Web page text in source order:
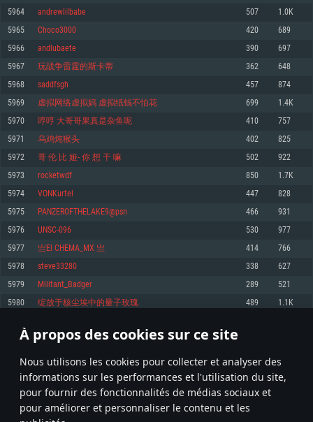
À propos des cookies sur ce site
Nous utilisons les cookies pour collecter et analyser des
informations sur les performances et l'utilisation du site,
pour fournir des fonctionnalités de médias sociaux et
pour améliorer et personnaliser le contenu et les
Minimum
OS: Windows 10 (64 bit)
Processeur: Dual-Core 2.2 GHz
Mémoire: 4 GB
Carte graphique supportant DirectX 11: AMD Radeon 77XX / NVIDIA
GeForce GTX 660. La résolution minimale supportée par le jeu est de 720p
Connection: Connexion Internet à haut débit
Disque dur: 23.1 Go (client minimal)
Recommandée
1060 et plus, Radeon RX 570 et plus.
Disque dur: 75.9 Go (client complet)
Minimum
OS: Mac OS Big Sur 11.0 ou plus récent
Processeur: Core i5, minimum 2.2GHz (Les processeurs Intel Xeon ne sont
pas supportés)
Mémoire: 6 GB
Carte graphique: Intel Iris Pro 5200 (Mac), ou analogue AMD/Nvidia. La
résolution minimale supportée par le jeu est de 720p.
Connection: Connexion Internet à haut débit
Disque dur: 62,2 Go (client minimal)
Recommandée
OS: Mac OS Big Sur 11.0 ou plus récent
Processeur: Core i7 (Les processeurs Intel Xeon ne sont pas supportés)
Mémoire: 8 GB
Carte graphique: Radeon Vega II ou plus avec support de Metal
Disque dur: 62,2 Go (client complet)
Minimum
OS: Les configurations Linux 64 bits les plus modernes
Processeur: Dual-Core 2.4 GHz
Mémoire: 4 GB
Carte graphique: NVIDIA 660 avec les derniers drivers (moins de 6 mois) /
de même pour AMD (La résolution minimale supportée par le jeu est de
720p)
Connection: Connexion Internet à haut débit
Disque dur: 62,2 Go (client minimal)
Recommandée
OS: Ubuntu 20.04 64bit
Processeur: Intel Core i7
Mémoire: 8 GB
Carte graphique: NVIDIA 1060 avec les derniers drivers (moins de 6 mois) /
6 mois et supportant Vulkan
Connection: Connexion Internet à haut débit
Disque dur: 60,2 Go (client complet)
5964 andrewlilbabe 507 1.0K
5965 Choco3000 420 689
5966 andlubaete 390 697
5967 玩战争雷霆的斯卡蒂 362 648
5968 saddfsgh 457 874
5969 虚拟网络虚拟妈 虚拟纸钱不怕花 699 1.4K
5970 哼哼 大哥哥果真是杂鱼呢 410 757
5971 乌鸡炖猴头 402 825
5972 哥 伦 比 娅- 你 想 干 嘛 502 922
5973 rocketwdf 850 1.7K
5974 VONKurtel 447 828
5975 PANZEROFTHELAKE9@psn 466 931
5976 UNSC-096 530 977
5977 亗El CHEMA_MX 亗 414 766
5978 steve33280 338 627
5979 Militant_Badger 289 521
5980 绽放于核尘埃中的量子玫瑰 489 1.1K
* Classement mis à jour quotidiennement
298 299 300 399